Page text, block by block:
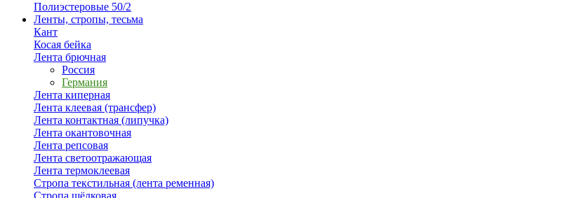
Полиэстеровые 50/2
Ленты, стропы, тесьма
Кант
Косая бейка
Лента брючная
Россия
Германия
Лента киперная
Лента клеевая (трансфер)
Лента контактная (липучка)
Лента окантовочная
Лента репсовая
Лента светоотражающая
Лента термоклеевая
Стропа текстильная (лента ременная)
Стропа шёлковая